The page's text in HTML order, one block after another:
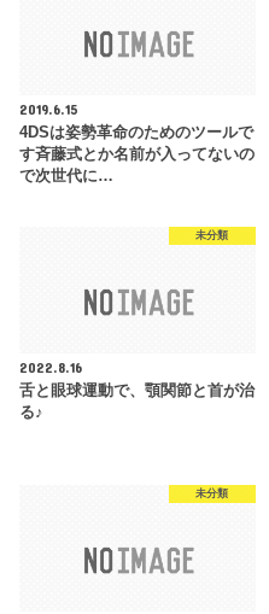
2019.6.15
4DSは姿勢革命のためのツールで
す斉藤式とか名前が入ってないの
で次世代に…
未分類
2022.8.16
舌と眼球運動で、顎関節と首が治
る♪
未分類